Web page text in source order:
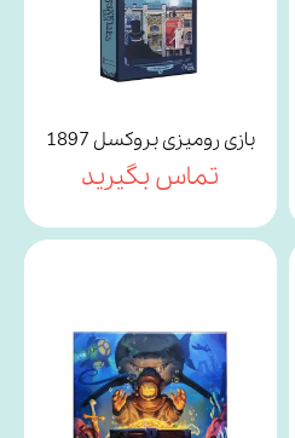
بازی رومیزی بروکسل 1897
تماس بگیرید